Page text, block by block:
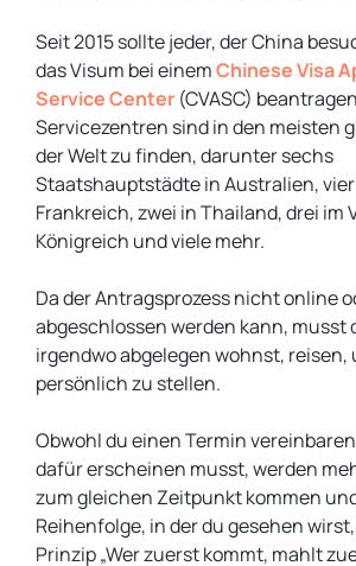
Seit 2015 sollte jeder, der China
das Visum bei einemChinese Visa
Service Center (CVASC)
Servicezentren sind in den meisten
der Welt zu finden, darunter sechs
Staatshauptstädte in Australien,
Frankreich, zwei in Thailand, drei im
Königreich und viele mehr.
Da der Antragsprozess nicht online
abgeschlossen werden kann, musst
irgendwo abgelegen wohnst, reisen,
persönlich zu stellen.
Obwohl du einen Termin
dafür erscheinen musst, werden
zum gleichen Zeitpunkt kommen
Reihenfolge, in der du gesehen
Prinzip „Wer zuerst kommt, mahlt